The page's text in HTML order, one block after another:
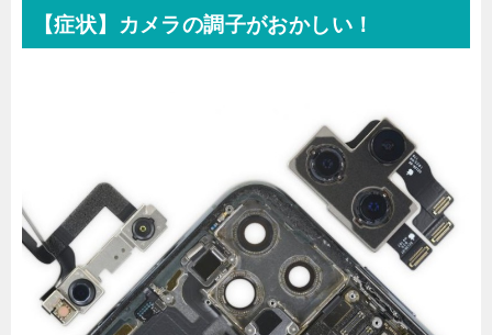
【症状】カメラの調子がおかしい！